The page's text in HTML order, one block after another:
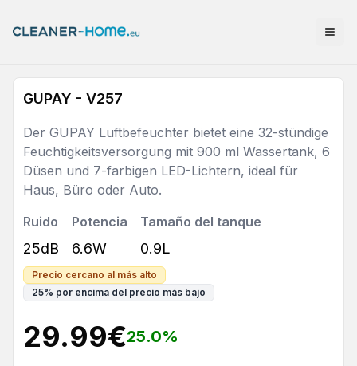
GUPAY - V257
Der GUPAY Luftbefeuchter bietet eine 32-stündige
Feuchtigkeitsversorgung mit 900 ml Wassertank, 6
Düsen und 7-farbigen LED-Lichtern, ideal für
Haus, Büro oder Auto.
Ruido
25dB
Potencia
6.6W
Tamaño del tanque
0.9L
Precio cercano al más alto
25% por encima del precio más bajo
29.99€25.0%